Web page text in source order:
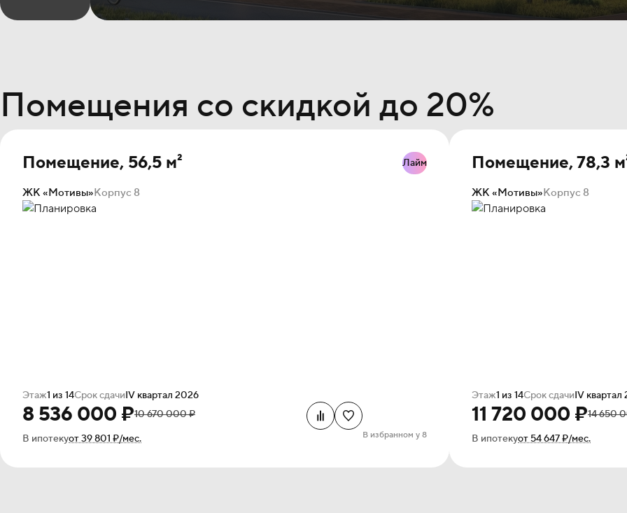
Помещения со скидкой до 20%
Помещение, 56,5 м² Лайм
ЖК «Мотивы»Корпус 8
Этаж1 из 14Срок сдачиIV квартал 2026
8 536 000 ₽10 670 000 ₽
В ипотекуот 39 801 ₽/мес. В избранном у 8
Помещение, 78,3
ЖК «Мотивы»Корпус 8
Этаж1 из 14Срок сдачиIV квартал
11 720 000 ₽14 650
В ипотекуот 54 647 ₽/мес.